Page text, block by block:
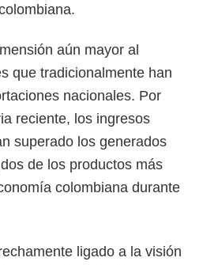
aún mayor al
que tradicionalmente han
nacionales. Por
reciente, los ingresos
superado los generados
de los productos más
colombiana durante
ligado a la visión